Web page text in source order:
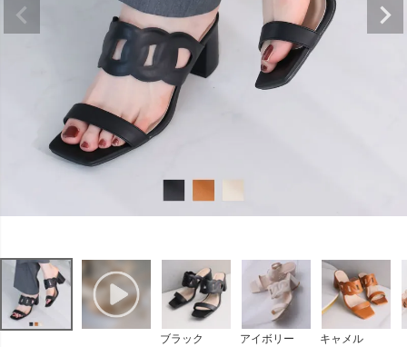
ブラック アイボリー キャメル